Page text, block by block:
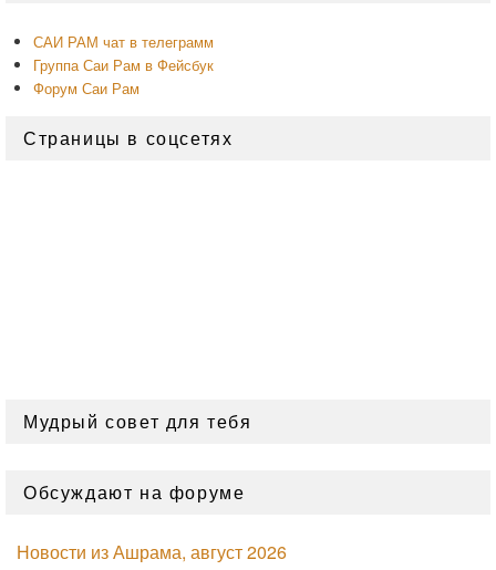
САИ РАМ чат в телеграмм
Группа Саи Рам в Фейсбук
Форум Саи Рам
Страницы в соцсетях
Мудрый совет для тебя
Обсуждают на форуме
Новости из Ашрама, август 2026